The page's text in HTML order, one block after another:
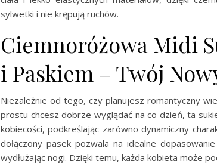
sylwetki i nie krępują ruchów.
Ciemnoróżowa Midi
i Paskiem – Twój
Niezależnie od tego, czy planujesz romantyczny
prostu chcesz dobrze wyglądać na co dzień, ta
kobiecości, podkreślając zarówno dynamiczny
dołączony pasek pozwala na idealne
wydłużając nogi. Dzięki temu, każda kobieta może